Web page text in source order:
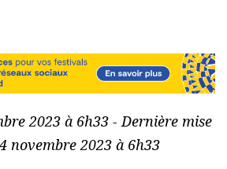
2023 à 6h33 - Dernière mise
novembre 2023 à 6h33